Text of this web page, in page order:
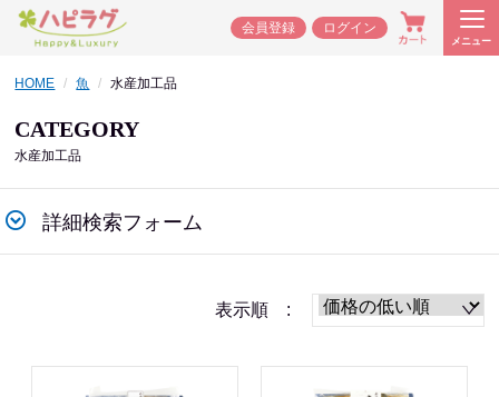
会員登録 ログイン
メニュー
HOME 魚 水産加工品
CATEGORY
水産加工品
詳細検索フォーム
表示順 :